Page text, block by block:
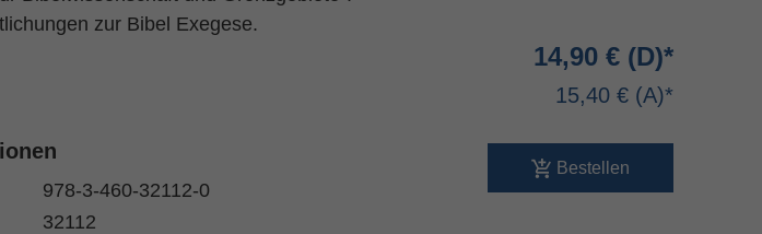
zur Bibel Exegese.
14,90 €
15,40 €
Bestellen
978-3-460-32112-0
32112